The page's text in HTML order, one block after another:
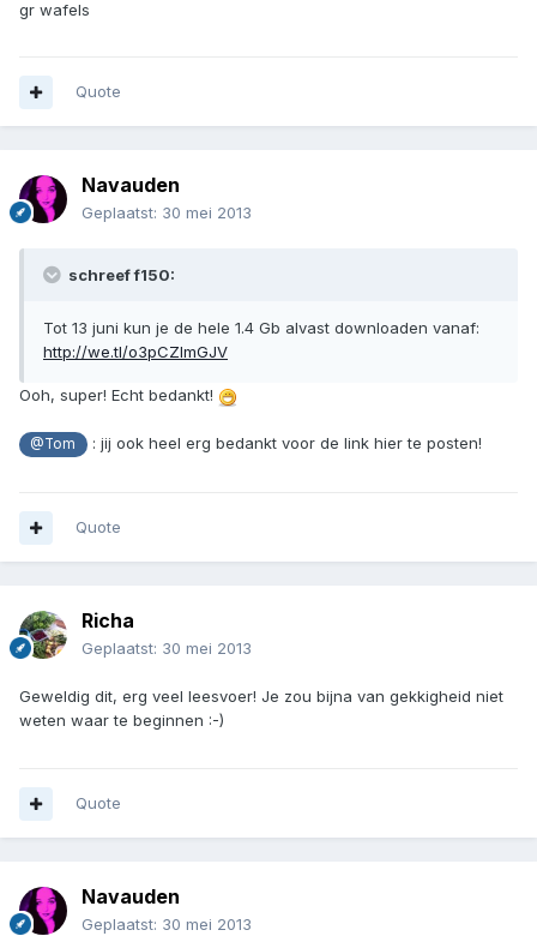
gr wafels
Quote
Navauden
Geplaatst: 30 mei 2013
schreef f150:
Tot 13 juni kun je de hele 1.4 Gb alvast downloaden vanaf:
http://we.tl/o3pCZImGJV
Ooh, super! Echt bedankt!
@Tom : jij ook heel erg bedankt voor de link hier te posten!
Quote
Richa
Geplaatst: 30 mei 2013
Geweldig dit, erg veel leesvoer! Je zou bijna van gekkigheid niet
weten waar te beginnen :-)
Quote
Navauden
Geplaatst: 30 mei 2013